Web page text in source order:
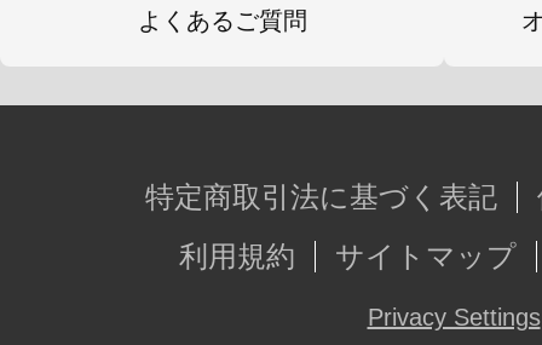
・ダブルチャージショットエフェク
ます。また、撮影用に塗装されてお
※本製品はお客様ご自身で組み立て
よくあるご質問
特定商取引法に基づく表記
利用規約
サイトマップ
Privacy Settings